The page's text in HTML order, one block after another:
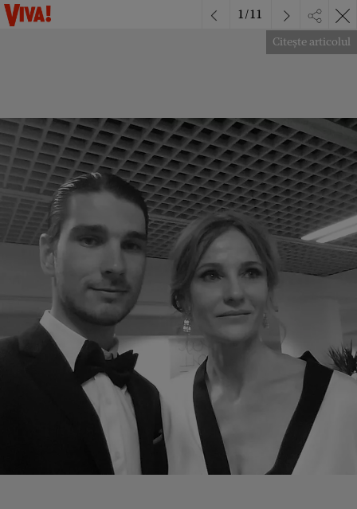
Citește articolul
1/11